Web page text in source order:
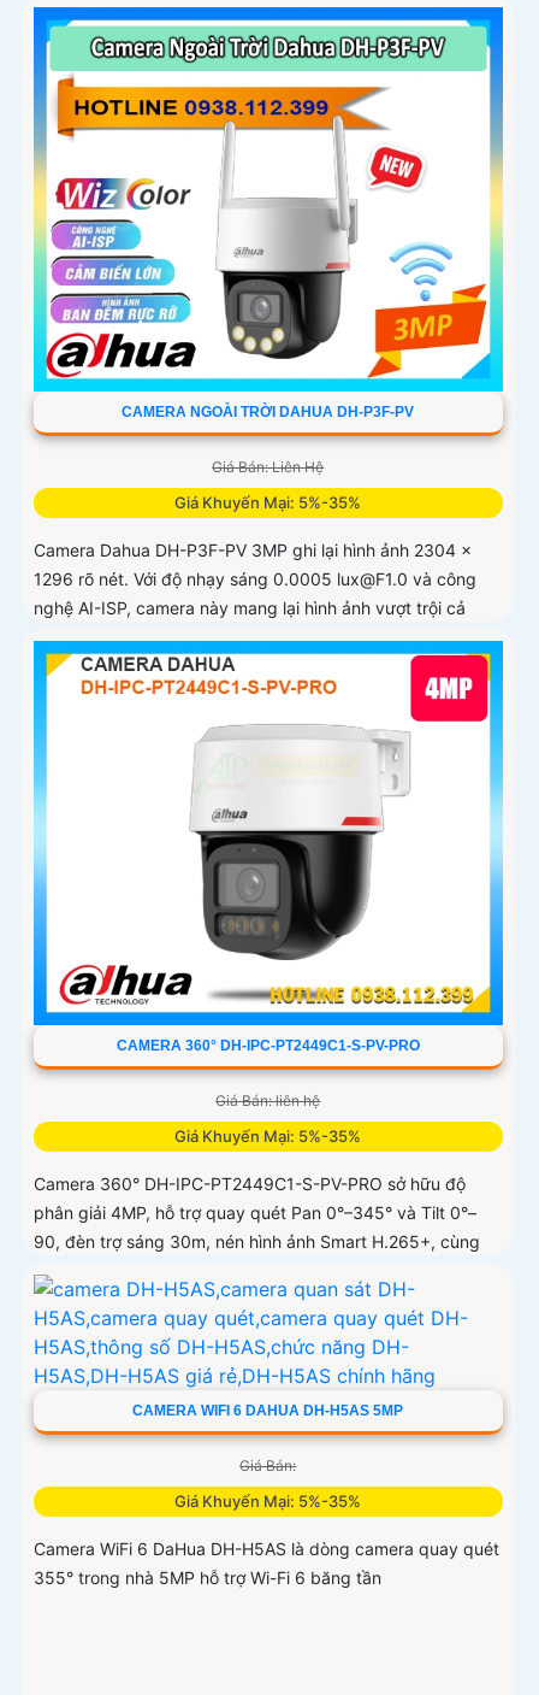
CAMERA NGOÀI TRỜI DAHUA DH-P3F-PV
Giá Bán: Liên Hệ
Giá Khuyến Mại: 5%-35%
Camera Dahua DH-P3F-PV 3MP ghi lại hình ảnh 2304 ×
1296 rõ nét. Với độ nhạy sáng 0.0005 lux@F1.0 và công
nghệ AI-ISP, camera này mang lại hình ảnh vượt trội cả
ngày lẫn đêm
CAMERA 360° DH-IPC-PT2449C1-S-PV-PRO
Giá Bán: liên hệ
Giá Khuyến Mại: 5%-35%
Camera 360° DH-IPC-PT2449C1-S-PV-PRO sở hữu độ
phân giải 4MP, hỗ trợ quay quét Pan 0°–345° và Tilt 0°–
90, đèn trợ sáng 30m, nén hình ảnh Smart H.265+, cùng
các công nghệ xử lý WDR 120dB, BLC, HLC, 3D-NR
CAMERA WIFI 6 DAHUA DH-H5AS 5MP
Giá Bán:
Giá Khuyến Mại: 5%-35%
Camera WiFi 6 DaHua DH-H5AS là dòng camera quay quét
355° trong nhà 5MP hỗ trợ Wi-Fi 6 băng tần